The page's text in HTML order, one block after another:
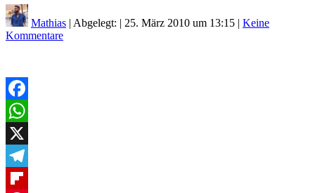
Mathias | Abgelegt: | 25. März 2010 um 13:15 | Keine
Kommentare
Facebook
WhatsApp
X
Telegram